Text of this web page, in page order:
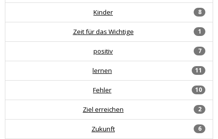
8
Kinder
1
Zeit für das Wichtige
7
positiv
11
lernen
10
Fehler
2
Ziel erreichen
6
Zukunft